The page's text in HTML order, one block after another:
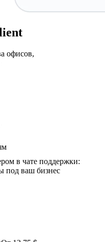
офисов,
в чате поддержки:
под ваш бизнес